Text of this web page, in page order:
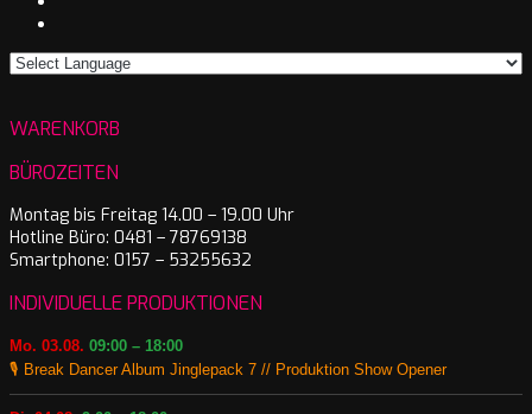
WARENKORB
BÜROZEITEN
Montag bis Freitag 14.00 – 19.00 Uhr
Hotline Büro: 0481 – 78769138
Smartphone: 0157 – 53255632
INDIVIDUELLE PRODUKTIONEN
Mo. 03.08. 09:00 – 18:00
🎙️ Break Dancer Album Jinglepack 7 // Produktion Show Opener